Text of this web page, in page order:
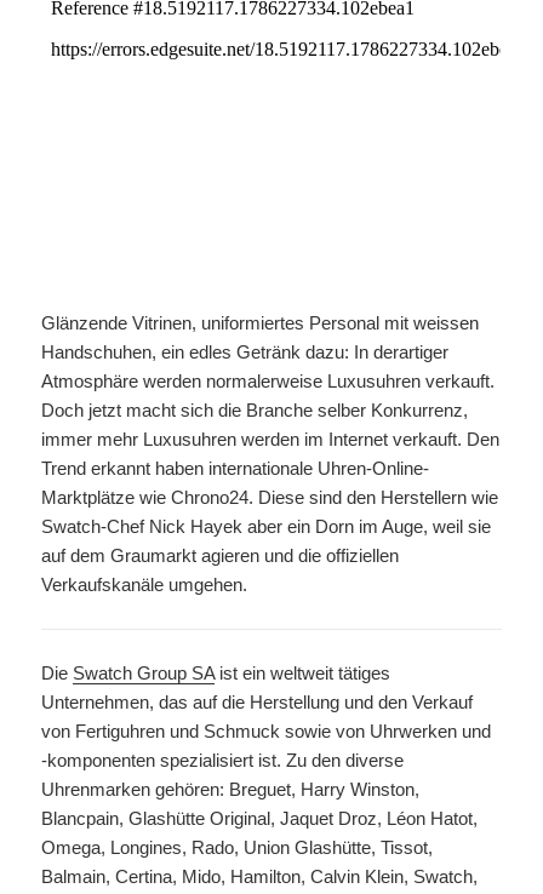
Glänzende Vitrinen, uniformiertes Personal mit weissen
Handschuhen, ein edles Getränk dazu: In derartiger
Atmosphäre werden normalerweise Luxusuhren verkauft.
Doch jetzt macht sich die Branche selber Konkurrenz,
immer mehr Luxusuhren werden im Internet verkauft. Den
Trend erkannt haben internationale Uhren-Online-
Marktplätze wie Chrono24. Diese sind den Herstellern wie
Swatch-Chef Nick Hayek aber ein Dorn im Auge, weil sie
auf dem Graumarkt agieren und die offiziellen
Verkaufskanäle umgehen.
Die Swatch Group SAist ein weltweit tätiges
Unternehmen, das auf die Herstellung und den Verkauf
von Fertiguhren und Schmuck sowie von Uhrwerken und
-komponenten spezialisiert ist. Zu den diverse
Uhrenmarken gehören: Breguet, Harry Winston,
Blancpain, Glashütte Original, Jaquet Droz, Léon Hatot,
Omega, Longines, Rado, Union Glashütte, Tissot,
Balmain, Certina, Mido, Hamilton, Calvin Klein, Swatch,